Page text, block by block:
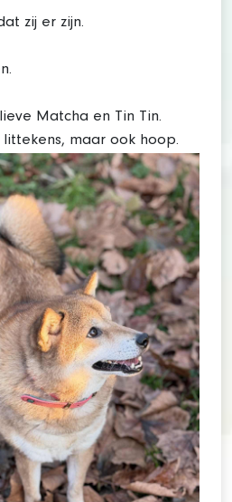
zij er zijn.
Matcha en Tin Tin.
maar ook hoop.